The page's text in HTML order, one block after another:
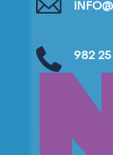
982 25